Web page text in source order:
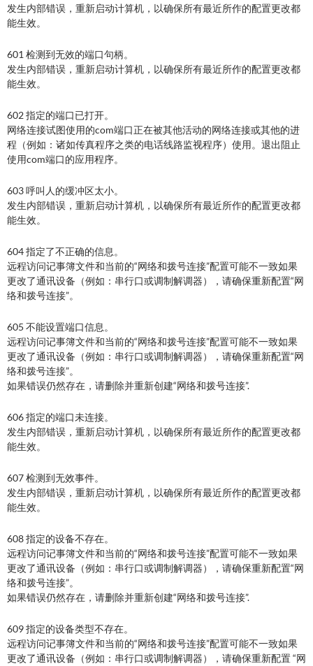
发生内部错误，重新启动计算机，以确保所有最近所作的配置更改都
能生效。
601 检测到无效的端口句柄。
发生内部错误，重新启动计算机，以确保所有最近所作的配置更改都
能生效。
602 指定的端口已打开。
网络连接试图使用的com端口正在被其他活动的网络连接或其他的进
程（例如：诸如传真程序之类的电话线路监视程序）使用。退出阻止
使用com端口的应用程序。
603 呼叫人的缓冲区太小。
发生内部错误，重新启动计算机，以确保所有最近所作的配置更改都
能生效。
604 指定了不正确的信息。
远程访问记事簿文件和当前的“网络和拨号连接”配置可能不一致如果
更改了通讯设备（例如：串行口或调制解调器），请确保重新配置“网
络和拨号连接”。
605 不能设置端口信息。
远程访问记事簿文件和当前的“网络和拨号连接”配置可能不一致如果
更改了通讯设备（例如：串行口或调制解调器），请确保重新配置“网
络和拨号连接”。
如果错误仍然存在，请删除并重新创建“网络和拨号连接”.
606 指定的端口未连接。
发生内部错误，重新启动计算机，以确保所有最近所作的配置更改都
能生效。
607 检测到无效事件。
发生内部错误，重新启动计算机，以确保所有最近所作的配置更改都
能生效。
608 指定的设备不存在。
远程访问记事簿文件和当前的“网络和拨号连接”配置可能不一致如果
更改了通讯设备（例如：串行口或调制解调器），请确保重新配置“网
络和拨号连接”。
如果错误仍然存在，请删除并重新创建“网络和拨号连接”.
609 指定的设备类型不存在。
远程访问记事簿文件和当前的“网络和拨号连接”配置可能不一致如果
更改了通讯设备（例如：串行口或调制解调器），请确保重新配置 “网